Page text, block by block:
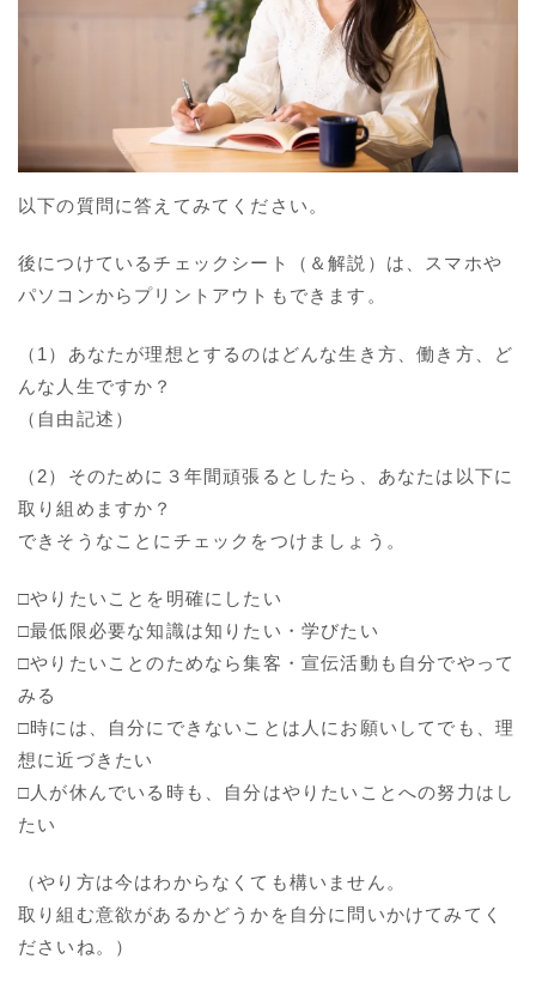
以下の質問に答えてみてください。
後につけているチェックシート（＆解説）は、スマホや
パソコンからプリントアウトもできます。
（1）あなたが理想とするのはどんな生き方、働き方、ど
んな人生ですか？
（自由記述）
（2）そのために３年間頑張るとしたら、あなたは以下に
取り組めますか？
できそうなことにチェックをつけましょう。
□やりたいことを明確にしたい
□最低限必要な知識は知りたい・学びたい
□やりたいことのためなら集客・宣伝活動も自分でやって
みる
□時には、自分にできないことは人にお願いしてでも、理
想に近づきたい
□人が休んでいる時も、自分はやりたいことへの努力はし
たい
（やり方は今はわからなくても構いません。
取り組む意欲があるかどうかを自分に問いかけてみてく
ださいね。）